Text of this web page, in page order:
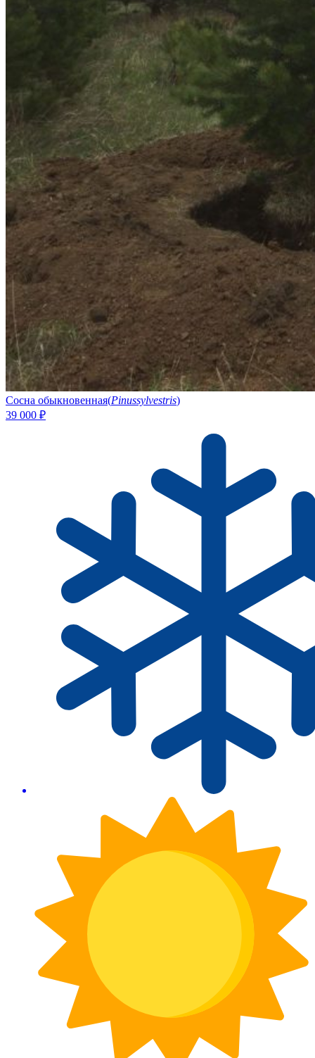
Сосна обыкновенная(Pinussylvestris)
39 000 ₽